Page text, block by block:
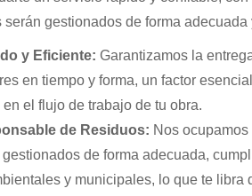
gestionados de forma adecuada
y Eficiente: Garantizamos la
en tiempo y forma, un factor
el flujo de trabajo de tu obra.
de Residuos: Nos
de forma adecuada,
y municipales, lo que te libra